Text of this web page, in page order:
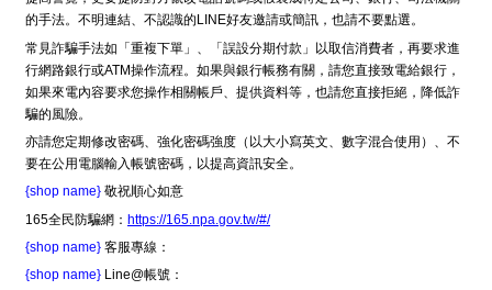
的手法。不明連結、不認識的LINE好友邀請或簡訊，也請不要點選。
常見詐騙手法如「重複下單」、「誤設分期付款」以取信消費者，再要求進
行網路銀行或ATM操作流程。如果與銀行帳務有關，請您直接致電給銀行，
如果來電內容要求您操作相關帳戶、提供資料等，也請您直接拒絕，降低詐
騙的風險。
亦請您定期修改密碼、強化密碼強度（以大小寫英文、數字混合使用）、不
要在公用電腦輸入帳號密碼，以提高資訊安全。
{shop name} 敬祝順心如意
165全民防騙網： https://165.npa.gov.tw/#/
{shop name} 客服專線：
{shop name} Line@帳號：